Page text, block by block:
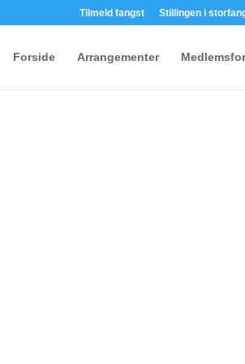
Tilmeld fangst Stillingen i
Forside Arrangementer